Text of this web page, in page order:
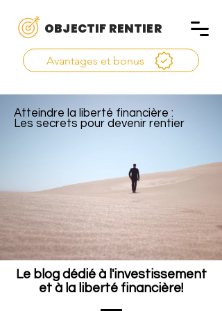
OBJECTIF RENTIER
Avantages et bonus
Atteindre la liberté financière :
Les secrets pour devenir rentier
Le blog dédié à l'investissement
et à la liberté financière!